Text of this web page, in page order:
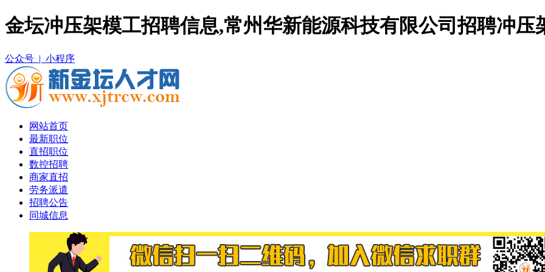
金坛冲压架模工招聘信息,常州华新能源科技有限公司招聘冲压
公众号 | 小程序
网站首页
最新职位
直招职位
数控招聘
商家直招
劳务派遣
招聘公告
同城信息